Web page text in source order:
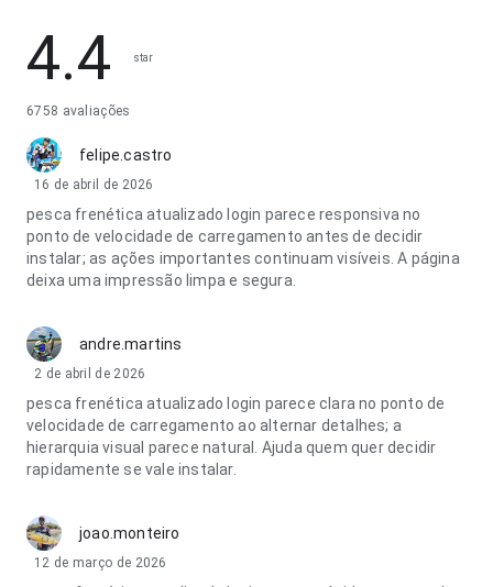
4.4 star
6758 avaliações
felipe.castro
16 de abril de 2026
pesca frenética atualizado login parece responsiva no
ponto de velocidade de carregamento antes de decidir
instalar; as ações importantes continuam visíveis. A página
deixa uma impressão limpa e segura.
andre.martins
2 de abril de 2026
pesca frenética atualizado login parece clara no ponto de
velocidade de carregamento ao alternar detalhes; a
hierarquia visual parece natural. Ajuda quem quer decidir
rapidamente se vale instalar.
joao.monteiro
12 de março de 2026